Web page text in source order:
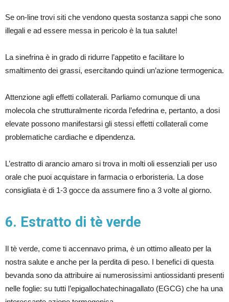
Se on-line trovi siti che vendono questa sostanza sappi che sono
illegali e ad essere messa in pericolo è la tua salute!
La sinefrina è in grado di ridurre l’appetito e facilitare lo
smaltimento dei grassi, esercitando quindi un’azione termogenica.
Attenzione agli effetti collaterali. Parliamo comunque di una
molecola che strutturalmente ricorda l’efedrina e, pertanto, a dosi
elevate possono manifestarsi gli stessi effetti collaterali come
problematiche cardiache e dipendenza.
L’estratto di arancio amaro si trova in molti oli essenziali per uso
orale che puoi acquistare in farmacia o erboristeria. La dose
consigliata è di 1-3 gocce da assumere fino a 3 volte al giorno.
6. Estratto di tè verde
Il tè verde, come ti accennavo prima, è un ottimo alleato per la
nostra salute e anche per la perdita di peso. I benefici di questa
bevanda sono da attribuire ai numerosissimi antiossidanti presenti
nelle foglie: su tutti l’epigallochatechinagallato (EGCG) che ha una